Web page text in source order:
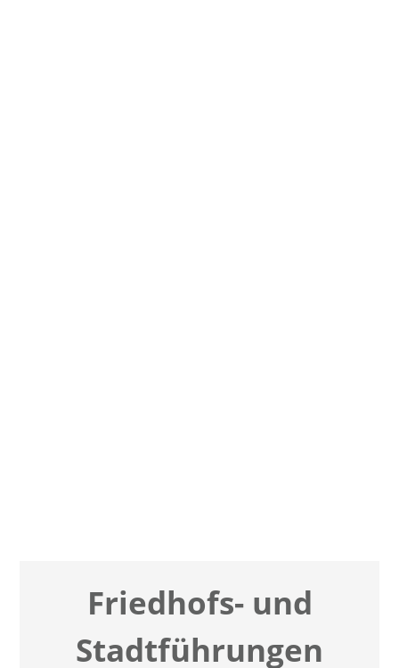
Friedhofs- und
Stadt­füh­run­gen